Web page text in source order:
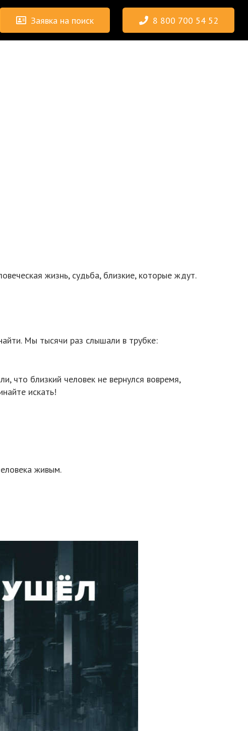
Заявка на поиск 8 800 700 54 52
жизнь, судьба, близкие, которые ждут.
Мы тысячи раз слышали в трубке:
что близкий человек не вернулся вовремя,
искать!
живым.